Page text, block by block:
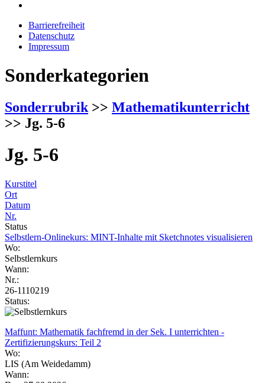
Barrierefreiheit
Datenschutz
Impressum
Sonderkategorien
Sonderrubrik >> Mathematikunterricht
>> Jg. 5-6
Jg. 5-6
Kurstitel
Ort
Datum
Nr.
Status
Selbstlern-Onlinekurs: MINT-Inhalte mit Sketchnotes visualisieren
Wo:
Selbstlernkurs
Wann:
Nr.:
26-1110219
Status:
Maffunt: Mathematik fachfremd in der Sek. I unterrichten -
Zertifizierungskurs: Teil 2
Wo:
LIS (Am Weidedamm)
Wann: